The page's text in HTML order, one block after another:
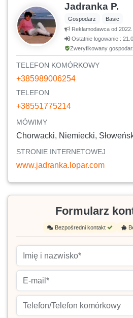
Jadranka P.
Gospodarz
Basic
Reklamodawca od 2022.
Ostatnie logowanie :
Zweryfikowany
TELEFON KOMÓRKOWY
+385989006254
TELEFON
+38551775214
MÓWIMY
Chorwacki, Niemiecki,
STRONIE INTERNETOWEJ
www.jadranka.lopar.com
Formularz
Bezpośredni kontakt